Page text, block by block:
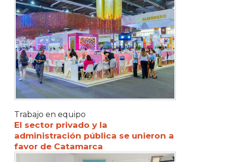
Trabajo en equipo
El sector privado y la
administración pública se unieron a
favor de Catamarca